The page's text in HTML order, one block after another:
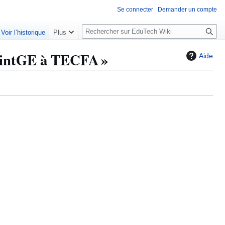
Aide
à TECFA »
Se connecter Demander un compte
Voir l’historique Plus
R
e
h
e
c